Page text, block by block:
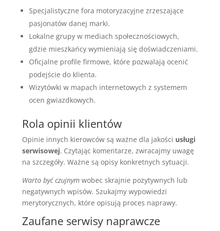
Specjalistyczne fora motoryzacyjne zrzeszające
pasjonatów danej marki.
Lokalne grupy w mediach społecznościowych,
gdzie mieszkańcy wymieniają się doświadczeniami.
Oficjalne profile firmowe, które pozwalają ocenić
podejście do klienta.
Wizytówki w mapach internetowych z systemem
ocen gwiazdkowych.
Rola opinii klientów
Opinie innych kierowców są ważne dla jakości usługi
serwisowej. Czytając komentarze, zwracajmy uwagę
na szczegóły. Ważne są opisy konkretnych sytuacji.
Warto być czujnymwobec skrajnie pozytywnych lub
negatywnych wpisów. Szukajmy wypowiedzi
merytorycznych, które opisują proces naprawy.
Zaufane serwisy naprawcze